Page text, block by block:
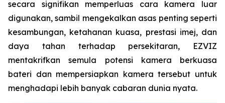
secara signifikan memperluas cara kamera luar
digunakan, sambil mengekalkan asas penting seperti
kesambungan, ketahanan kuasa, prestasi imej, dan
daya tahan terhadap persekitaran, EZVIZ
mentakrifkan semula potensi kamera berkuasa
bateri dan mempersiapkan kamera tersebut untuk
menghadapi lebih banyak cabaran dunia nyata.